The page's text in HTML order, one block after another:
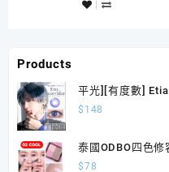
Products
平光][有度數]
10片裝
$ 148
泰國ODBO四色
$78